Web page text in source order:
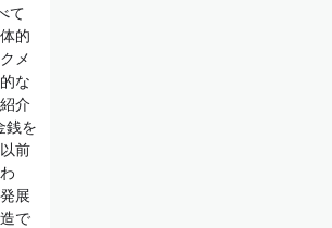
て
的
メ
な
介
銭を
前
展
で